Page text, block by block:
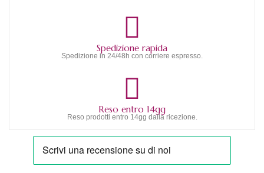
Spedizione rapida
Spedizione in 24/48h con corriere espresso.
Reso entro 14gg
Reso prodotti entro 14gg dalla ricezione.